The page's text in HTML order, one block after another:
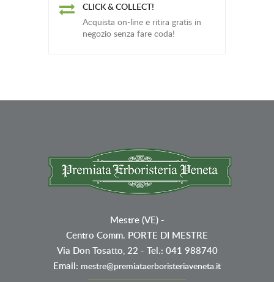
CLICK & COLLECT!
Acquista on-line e ritira gratis in
negozio senza fare coda!
Mestre (VE)-
Centro Comm. PORTE DI MESTRE
Via Don Tosatto, 22 - Tel.: 041 988740
Email: mestre@premiataerboristeriaveneta.it